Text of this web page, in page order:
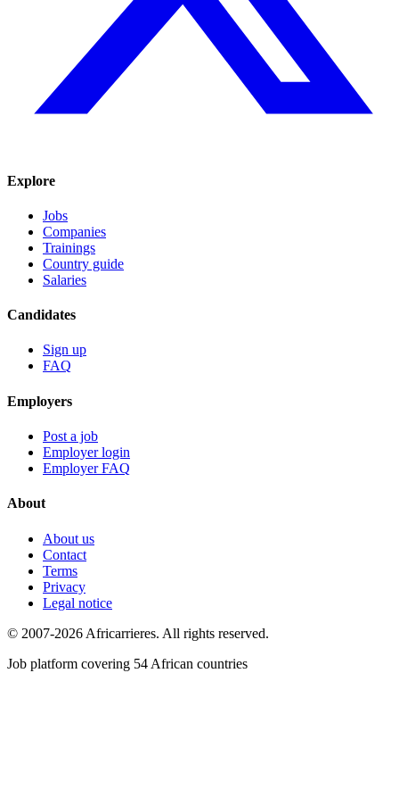
Explore
Jobs
Companies
Trainings
Country guide
Salaries
Candidates
Sign up
FAQ
Employers
Post a job
Employer login
Employer FAQ
About
About us
Contact
Terms
Privacy
Legal notice
© 2007-2026 Africarrieres. All rights reserved.
Job platform covering 54 African countries